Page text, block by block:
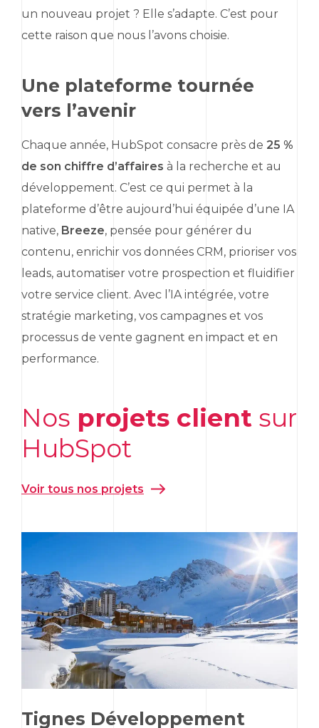
un nouveau projet ? Elle s’adapte. C’est pour
cette raison que nous l’avons choisie.
Une plateforme tournée
vers l’avenir
Chaque année, HubSpot consacre près de 25 %
de son chiffre d’affaires à la recherche et au
développement. C’est ce qui permet à la
plateforme d’être aujourd’hui équipée d’une IA
native, Breeze, pensée pour générer du
contenu, enrichir vos données CRM, prioriser vos
leads, automatiser votre prospection et fluidifier
votre service client. Avec l’IA intégrée, votre
stratégie marketing, vos campagnes et vos
processus de vente gagnent en impact et en
performance.
Nos projets client sur
HubSpot
Voir tous nos projets
Tignes Développement